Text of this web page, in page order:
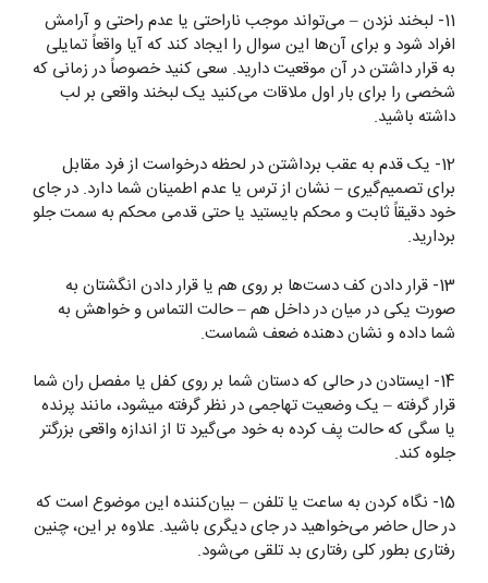
11- لبخند نزدن – می‌تواند موجب ناراحتی یا عدم راحتی و آرامش
افراد شود و برای آن‌ها این سوال را ایجاد کند که آیا واقعاً تمایلی
به قرار داشتن در آن موقعیت دارید. سعی کنید خصوصاً در زمانی که
شخصی را برای بار اول ملاقات می‌کنید یک لبخند واقعی بر لب
داشته باشید.
12- یک قدم به عقب برداشتن در لحظه درخواست از فرد مقابل
برای تصمیم‌گیری – نشان از ترس یا عدم اطمینان شما دارد. در جای
خود دقیقاً ثابت و محکم بایستید یا حتی قدمی محکم به سمت جلو
بردارید.
13- قرار دادن کف دست‌ها بر روی هم یا قرار دادن انگشتان به
صورت یکی در میان در داخل هم – حالت التماس و خواهش به
شما داده و نشان دهنده ضعف شماست.
14- ایستادن در حالی که دستان شما بر روی کفل یا مفصل ران شما
قرار گرفته – یک وضعیت تهاجمی در نظر گرفته میشود، مانند پرنده
یا سگی که حالت پف کرده به خود می‌گیرد تا از اندازه واقعی بزرگتر
جلوه کند.
15- نگاه کردن به ساعت یا تلفن – بیان‌کننده این موضوع است که
در حال حاضر می‌خواهید در جای دیگری باشید. علاوه بر این، چنین
رفتاری بطور کلی رفتاری بد تلقی می‌شود.